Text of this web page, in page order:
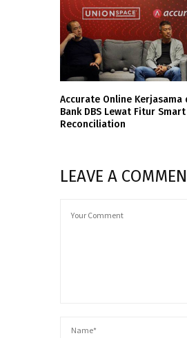
Accurate Online Kerjasama
Bank DBS Lewat Fitur Smart
Reconciliation
LEAVE A